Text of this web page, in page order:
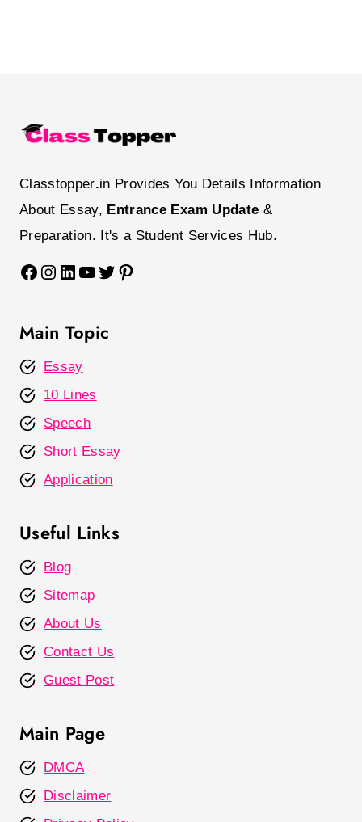
Classtopper.in Provides You Details Information
About Essay, Entrance Exam Update &
Preparation. It's a Student Services Hub.
Facebook
Instagram
LinkedIn
YouTube
Twitter
Pinterest
Main Topic
Essay
10 Lines
Speech
Short Essay
Application
Useful Links
Blog
Sitemap
About Us
Contact Us
Guest Post
Main Page
DMCA
Disclaimer